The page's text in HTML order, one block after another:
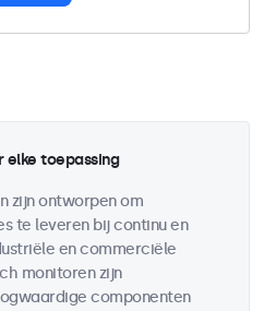
elke toepassing
zijn ontworpen om
te leveren bij continu en
en commerciële
monitoren zijn
componenten